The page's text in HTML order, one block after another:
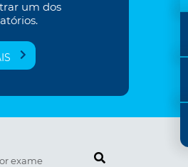
um dos
Pesquise por exame